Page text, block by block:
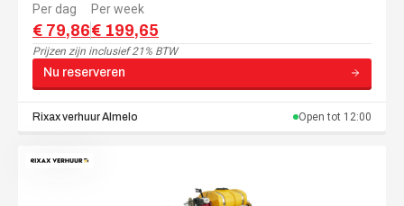
Per dag
€ 79,86
Per week
€ 199,65
Prijzen zijn inclusief 21% BTW
Nu reserveren
Rixax verhuurAlmelo Open tot 12:00